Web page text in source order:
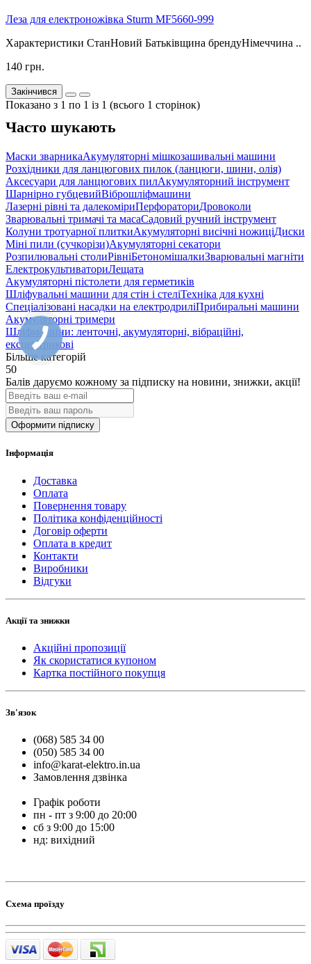
Леза для електроножівка Sturm MF5660-999
Характеристики СтанНовий Батьківщина брендуНімеччина ..
140 грн.
Закінчився
Показано з 1 по 1 із 1 (всього 1 сторінок)
Часто шукають
Маски зварникаАкумуляторні мішкозашивальні машини
Розхідники для ланцюгових пилок (ланцюги, шини, олія)
Аксесуари для ланцюгових пилАкумуляторний інструмент
Шарнірно губцевийВіброшліфмашини
Лазерні рівні та далекоміриПерфораториДровоколи
Зварювальні тримачі та масаСадовий ручний інструмент
Колуни тротуарної плиткиАкумуляторні висічні ножиціДиски
Міні пили (сучкорізи)Акумуляторні секатори
Розпилювальні столиРівніБетономішалкиЗварювальні магніти
ЕлектрокультиваториЛещата
Акумуляторні пістолети для герметиків
Шліфувальні машини для стін і стеліТехніка для кухні
Спеціалізовані насадки на електродриліПрибиральні машини
Акумуляторні тримери
Шліфмашини: ленточні, акумуляторні, вібраційні,
ексцентрикові
Більше категорій
50
Балів даруємо кожному за підписку на новини, знижки, акції!
Оформити підписку
Інформація
Доставка
Оплата
Повернення товару
Політика конфіденційності
Договір оферти
Оплата в кредит
Контакти
Виробники
Відгуки
Акції та знижки
Акційні пропозиції
Як скористатися купоном
Картка постійного покупця
Зв'язок
(068) 585 34 00
(050) 585 34 00
info@karat-elektro.in.ua
Замовлення дзвінка
Графік роботи
пн - пт з 9:00 до 20:00
сб з 9:00 до 15:00
нд: вихідний
Схема проїзду